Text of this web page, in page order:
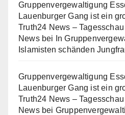
Gruppenvergewaltigung
Lauenburger Gang ist ein
Truth24 News –
Newsbei
In
Islamisten schänden
Gruppenvergewaltigung
Lauenburger Gang ist ein
Truth24 News –
Newsbei